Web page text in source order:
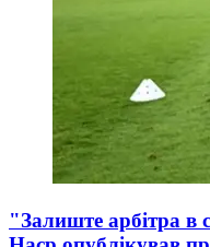
"Залиште арбітра в